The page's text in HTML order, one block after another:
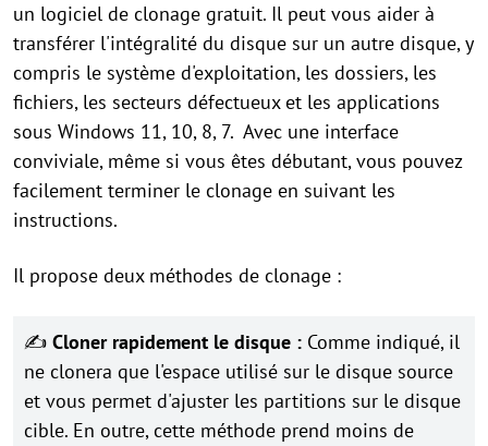
un logiciel de clonage gratuit. Il peut vous aider à
transférer l'intégralité du disque sur un autre disque, y
compris le système d'exploitation, les dossiers, les
fichiers, les secteurs défectueux et les applications
sous Windows 11, 10, 8, 7. Avec une interface
conviviale, même si vous êtes débutant, vous pouvez
facilement terminer le clonage en suivant les
instructions.
Il propose deux méthodes de clonage :
✍ Cloner rapidement le disque : Comme indiqué, il
ne clonera que l'espace utilisé sur le disque source
et vous permet d'ajuster les partitions sur le disque
cible. En outre, cette méthode prend moins de